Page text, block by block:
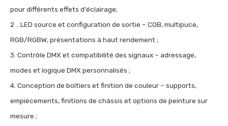
pour différents effets d'éclairage;
2 .. LED source et configuration de sortie – COB, multipuce,
RGB/RGBW, présentations à haut rendement ;
3. Contrôle DMX et compatibilité des signaux – adressage,
modes et logique DMX personnalisés ;
4. Conception de boîtiers et finition de couleur – supports,
empiècements, finitions de châssis et options de peinture sur
mesure ;